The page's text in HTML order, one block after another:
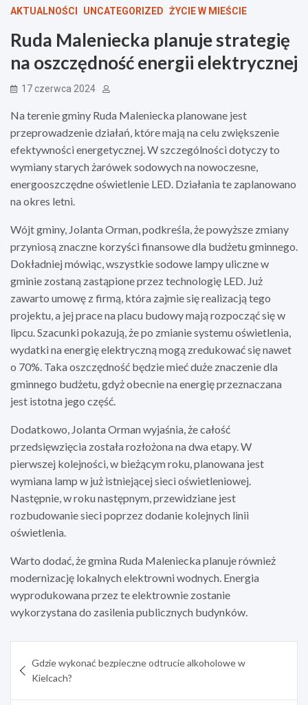
AKTUALNOŚCI UNCATEGORIZED ŻYCIE W MIEŚCIE
Ruda Maleniecka planuje strategię
na oszczędność energii elektrycznej
17 czerwca 2024
Na terenie gminy Ruda Maleniecka planowane jest
przeprowadzenie działań, które mają na celu zwiększenie
efektywności energetycznej. W szczególności dotyczy to
wymiany starych żarówek sodowych na nowoczesne,
energooszczędne oświetlenie LED. Działania te zaplanowano
na okres letni.
Wójt gminy, Jolanta Orman, podkreśla, że powyższe zmiany
przyniosą znaczne korzyści finansowe dla budżetu gminnego.
Dokładniej mówiąc, wszystkie sodowe lampy uliczne w
gminie zostaną zastąpione przez technologię LED. Już
zawarto umowę z firmą, która zajmie się realizacją tego
projektu, a jej prace na placu budowy mają rozpocząć się w
lipcu. Szacunki pokazują, że po zmianie systemu oświetlenia,
wydatki na energię elektryczną mogą zredukować się nawet
o 70%. Taka oszczędność będzie mieć duże znaczenie dla
gminnego budżetu, gdyż obecnie na energię przeznaczana
jest istotna jego część.
Dodatkowo, Jolanta Orman wyjaśnia, że całość
przedsięwzięcia została rozłożona na dwa etapy. W
pierwszej kolejności, w bieżącym roku, planowana jest
wymiana lamp w już istniejącej sieci oświetleniowej.
Następnie, w roku następnym, przewidziane jest
rozbudowanie sieci poprzez dodanie kolejnych linii
oświetlenia.
Warto dodać, że gmina Ruda Maleniecka planuje również
modernizację lokalnych elektrowni wodnych. Energia
wyprodukowana przez te elektrownie zostanie
wykorzystana do zasilenia publicznych budynków.
wpisu
Gdzie wykonać bezpieczne odtrucie alkoholowe w
Kielcach?